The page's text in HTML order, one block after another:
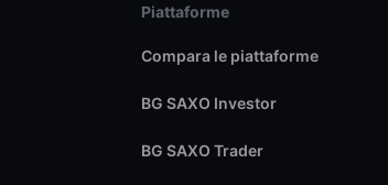
Piattaforme
Compara le piattaforme
BG SAXO Investor
BG SAXO Trader